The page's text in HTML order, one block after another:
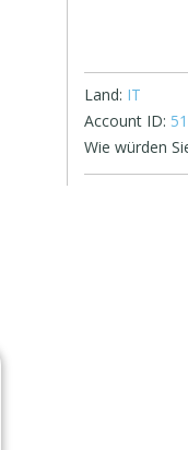
Land: IT
Account ID:
Wie würden